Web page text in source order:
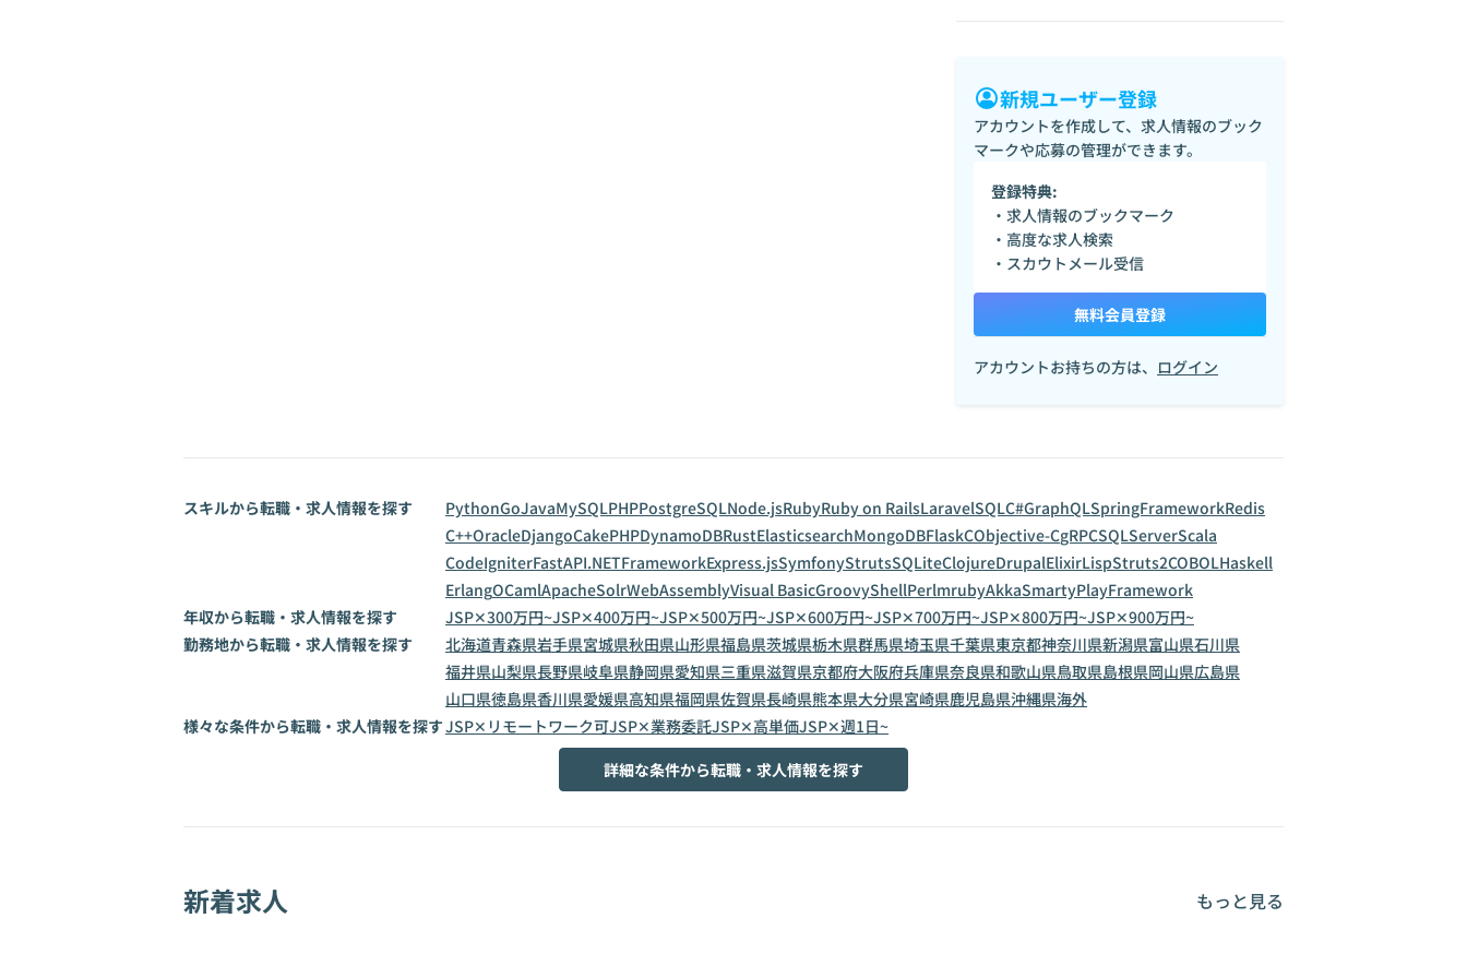
新規ユーザー登録
アカウントを作成して、求人情報のブック
マークや応募の管理ができます。
登録特典:
・求人情報のブックマーク
・高度な求人検索
・スカウトメール受信
無料会員登録
アカウントお持ちの方は、 ログイン
スキルから転職・求人情報を探す PythonGoJavaMySQLPHPPostgreSQLNode.jsRubyRuby on RailsLaravelSQLC#GraphQLSpringFrameworkRedis
C++OracleDjangoCakePHPDynamoDBRustElasticsearchMongoDBFlaskCObjective-CgRPCSQLServerScala
CodeIgniterFastAPI.NETFrameworkExpress.jsSymfonyStrutsSQLiteClojureDrupalElixirLispStruts2COBOLHaskell
ErlangOCamlApacheSolrWebAssemblyVisual BasicGroovyShellPerlmrubyAkkaSmartyPlayFramework
年収から転職・求人情報を探す
JSP✕300万円~JSP✕400万円~JSP✕500万円~JSP✕600万円~JSP✕700万円~JSP✕800万円~JSP✕900万円~
勤務地から転職・求人情報を探す
北海道青森県岩手県宮城県秋田県山形県福島県茨城県栃木県群馬県埼玉県千葉県東京都神奈川県新潟県富山県石川県
福井県山梨県長野県岐阜県静岡県愛知県三重県滋賀県京都府大阪府兵庫県奈良県和歌山県鳥取県島根県岡山県広島県
山口県徳島県香川県愛媛県高知県福岡県佐賀県長崎県熊本県大分県宮崎県鹿児島県沖縄県海外
様々な条件から転職・求人情報を探すJSP✕リモートワーク可JSP✕業務委託JSP✕高単価JSP✕週1日~
詳細な条件から転職・求人情報を探す
新着求人 もっと見る